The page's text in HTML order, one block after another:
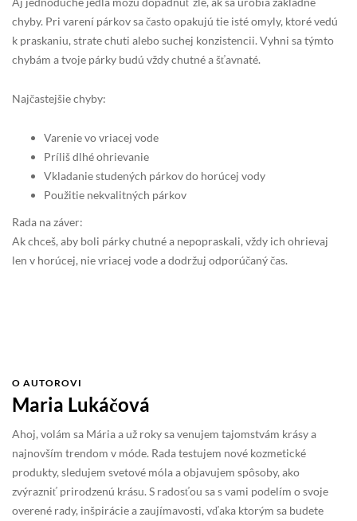
chyby. Pri varení párkov sa často opakujú tie isté omyly, ktoré vedú
k praskaniu, strate chuti alebo suchej konzistencii. Vyhni sa týmto
chybám a tvoje párky budú vždy chutné a šťavnaté.
Najčastejšie chyby:
Varenie vo vriacej vode
Príliš dlhé ohrievanie
Vkladanie studených párkov do horúcej vody
Použitie nekvalitných párkov
Rada na záver:
Ak chceš, aby boli párky chutné a nepopraskali, vždy ich ohrievaj
len v horúcej, nie vriacej vode a dodržuj odporúčaný čas.
O AUTOROVI
Maria Lukáčová
Ahoj, volám sa Mária a už roky sa venujem tajomstvám krásy a
najnovším trendom v móde. Rada testujem nové kozmetické
produkty, sledujem svetové móla a objavujem spôsoby, ako
zvýrazniť prirodzenú krásu. S radosťou sa s vami podelím o svoje
overené rady, inšpirácie a zaujímavosti, vďaka ktorým sa budete